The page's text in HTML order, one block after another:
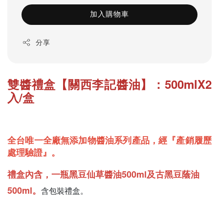
加入購物車
分享
雙醬禮盒【關西李記醬油】：500mlX2
入/盒
全台唯一全廠無添加物醬油系列產品，經 『產銷履歷
處理驗證』。
禮盒內含，一瓶黑豆仙草醬油500ml及古黑豆蔭油
500ml。
含包裝禮盒。